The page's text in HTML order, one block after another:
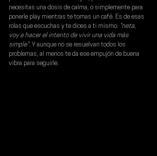
necesitas una dosis de calma, o simplemente para
ponerle play mientras te tomas un café. Es de esas
rolas que escuchas y te dices a ti mismo: "neta,
voy a hacer el intento de vivir una vida más
simple". Y aunque no se resuelvan todos los
problemas, al menos te da ese empujón de buena
vibra para seguirle.